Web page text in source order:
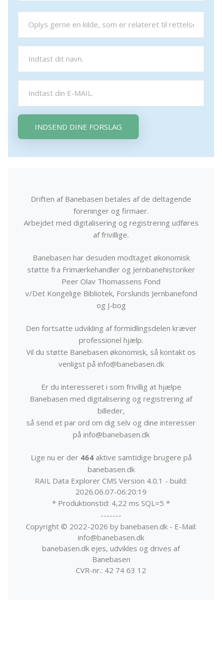
INDSEND DINE FORSLAG
Driften af Banebasen betales af de deltagende
foreninger og firmaer.
Arbejdet med digitalisering og registrering udføres
af frivillige.
Banebasen har desuden modtaget økonomisk
støtte fra Frimærkehandler og Jernbanehistoriker
Peer Olav Thomassens Fond
v/Det Kongelige Bibliotek, Forslunds Jernbanefond
og J-bog
Den fortsatte udvikling af formidlingsdelen kræver
professionel hjælp.
Vil du støtte Banebasen økonomisk, så kontakt os
venligst på info@banebasen.dk
Er du interesseret i som frivillig at hjælpe
Banebasen med digitalisering og registrering af
billeder,
så send et par ord om dig selv og dine interesser
på info@banebasen.dk
Lige nu er der 464aktive samtidige brugere på
banebasen.dk
RAIL Data Explorer CMS Version 4.0.1 - build:
2026.06.07-06:20:19
* Produktionstid: 4,22 ms SQL=5 *
-------
Copyright © 2022-2026 by banebasen.dk - E-Mail:
info@banebasen.dk
banebasen.dk ejes, udvikles og drives af
Banebasen
CVR-nr.: 42 74 63 12